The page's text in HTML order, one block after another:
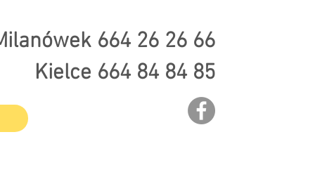
664 26 26 66
Kielce 664 84 84 85